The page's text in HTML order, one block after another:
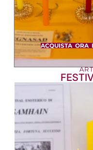
ACQUISTA ORA